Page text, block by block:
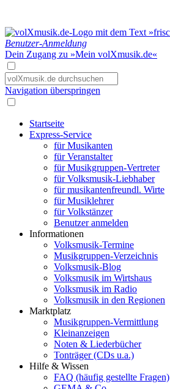
Benutzer-Anmeldung
Dein Zugang zu »Mein volXmusik.de«
Navigation überspringen
Startseite
Express-Service
für Musikanten
für Veranstalter
für Musikgruppen-Vertreter
für Volksmusik-Liebhaber
für musikantenfreundl. Wirte
für Musiklehrer
für Volkstänzer
Benutzer anmelden
Informationen
Volksmusik-Termine
Musikgruppen-Verzeichnis
Volksmusik-Blog
Volksmusik im Wirtshaus
Volksmusik im Radio
Volksmusik in den Regionen
Marktplatz
Musikgruppen-Vermittlung
Kleinanzeigen
Noten & Liederbücher
Tonträger (CDs u.a.)
Hilfe & Wissen
FAQ (häufig gestellte Fragen)